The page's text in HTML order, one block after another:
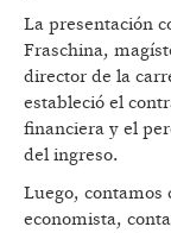
La presentación
Fraschina,
director de la
estableció el
financiera y el
del ingreso.
Luego, contamos
economista,